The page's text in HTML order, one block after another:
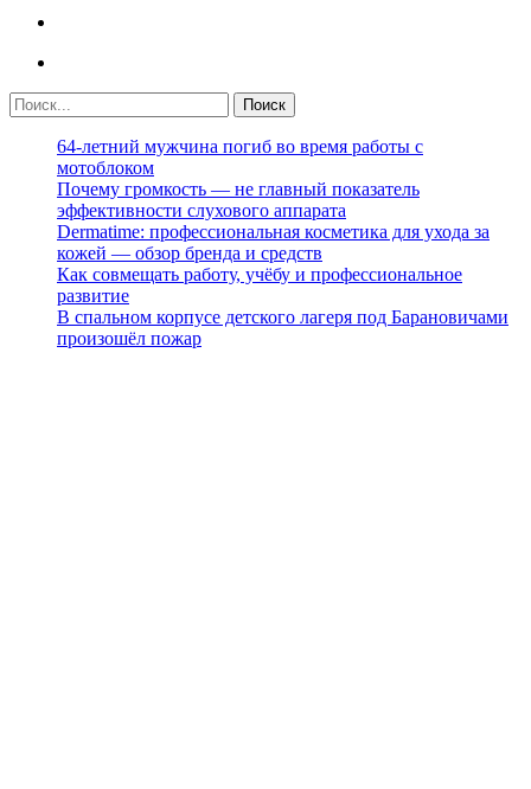
64-летний мужчина погиб во время работы с
мотоблоком
Почему громкость — не главный показатель
эффективности слухового аппарата
Dermatime: профессиональная косметика для ухода за
кожей — обзор бренда и средств
Как совмещать работу, учёбу и профессиональное
развитие
В спальном корпусе детского лагеря под Барановичами
произошёл пожар